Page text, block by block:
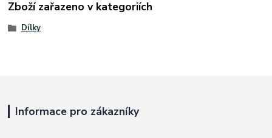
Zboží zařazeno v kategoriích
Dílky
Informace pro zákazníky